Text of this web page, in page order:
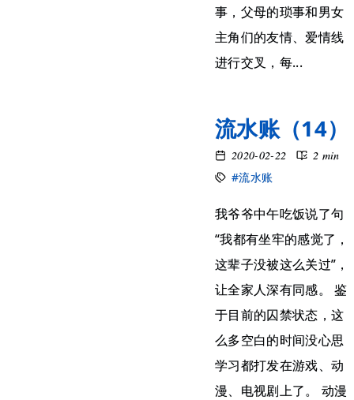
事，父母的琐事和男女
主角们的友情、爱情线
进行交叉，每...
流水账（14）
2020-02-22
2 min
#流水账
我爷爷中午吃饭说了句
“我都有坐牢的感觉了，
这辈子没被这么关过”，
让全家人深有同感。 鉴
于目前的囚禁状态，这
么多空白的时间没心思
学习都打发在游戏、动
漫、电视剧上了。 动漫